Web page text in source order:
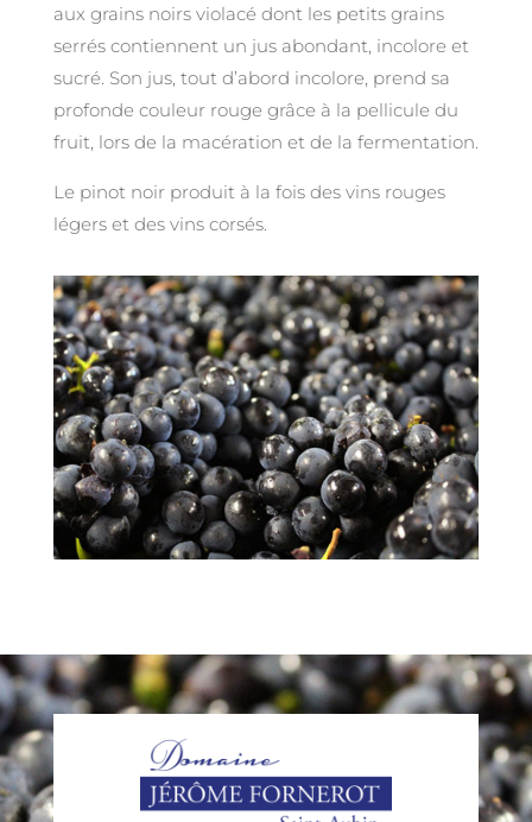
aux grains noirs violacé dont les petits grains
serrés contiennent un jus abondant, incolore et
sucré. Son jus, tout d’abord incolore, prend sa
profonde couleur rouge grâce à la pellicule du
fruit, lors de la macération et de la fermentation.
Le pinot noir produit à la fois des vins rouges
légers et des vins corsés.